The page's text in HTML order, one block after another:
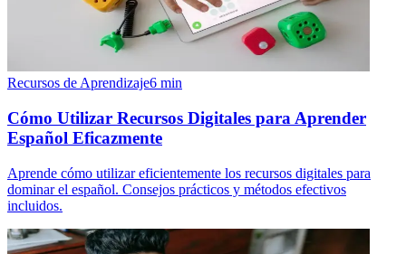
Recursos de Aprendizaje6 min
Cómo Utilizar Recursos Digitales para Aprender
Español Eficazmente
Aprende cómo utilizar eficientemente los recursos digitales para
dominar el español. Consejos prácticos y métodos efectivos
incluidos.